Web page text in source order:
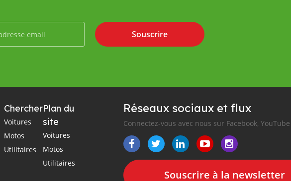
Souscrire
Chercher
Voitures
Motos
Utilitaires
Plan du
site
Voitures
Motos
Utilitaires
Réseaux sociaux et flux
Connectez-vous avec nous sur Facebook,
Souscrire à la newsletter